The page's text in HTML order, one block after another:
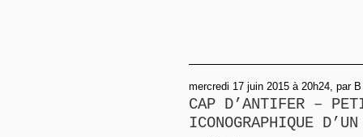
mercredi 17 juin 2015 à 20h24, par B
CAP D’ANTIFER –
ICONOGRAPHIQUE